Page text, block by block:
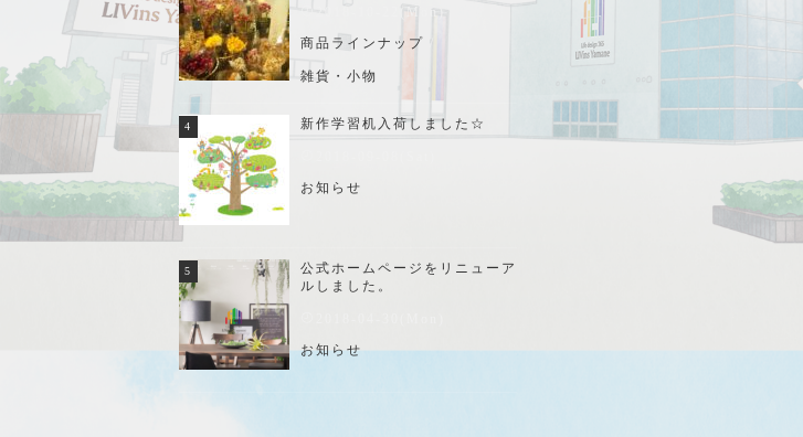
商品ラインナップ
雑貨・小物
新作学習机入荷しました☆
お知らせ
公式ホームページをリニューア
ルしました。
お知らせ